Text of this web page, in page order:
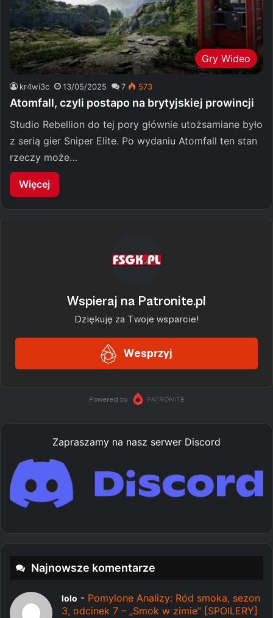
Gry Wideo
kr4wi3c 13/05/2025 7 573
Atomfall, czyli postapo na brytyjskiej prowincji
Studio Rebellion do tej pory głównie utożsamiane było
z serią gier Sniper Elite. Po wydaniu Atomfall ten stan
rzeczy może…
Więcej
Zapraszamy na nasz serwer Discord
Najnowsze komentarze
lolo - Pomylone Analizy: Ród smoka, sezon
3, odcinek 7 – „Smok w zimie” [SPOILERY]